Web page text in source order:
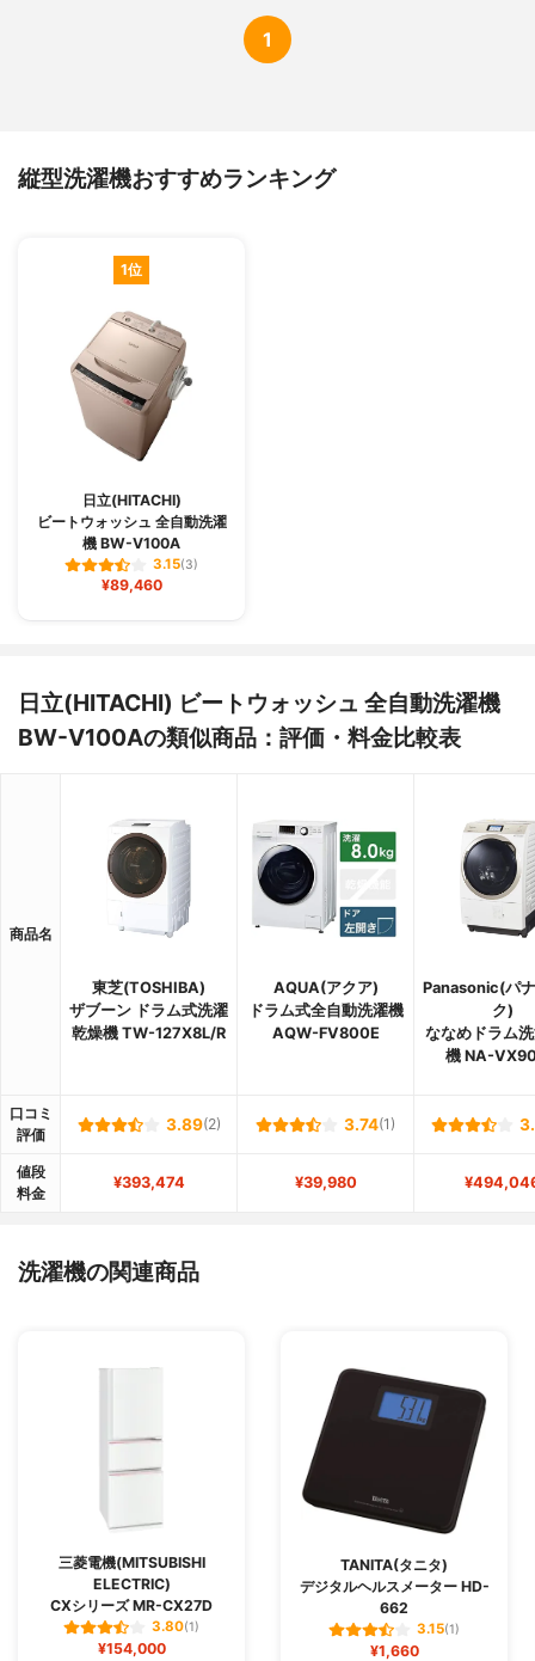
1
縦型洗濯機おすすめランキング
1位
日立(HITACHI)
ビートウォッシュ 全自動洗濯
機 BW-V100A
3.15(3)
¥89,460
日立(HITACHI) ビートウォッシュ 全自動洗濯機
BW-V100Aの類似商品：評価・料金比較表
商品名
東芝(TOSHIBA)
ザブーン ドラム式洗濯
乾燥機 TW-127X8L/R
AQUA(アクア)
ドラム式全自動洗濯機
AQW-FV800E
Panasonic(パ
ク)
ななめドラム
機 NA-
口コミ
評価
3.89(2) 3.74(1)
値段
料金
¥393,474 ¥39,980
洗濯機の関連商品
三菱電機(MITSUBISHI
ELECTRIC)
CXシリーズ MR-CX27D
3.80(1)
¥154,000
TANITA(タニタ)
デジタルヘルスメーター HD-
662
3.15(1)
¥1,660